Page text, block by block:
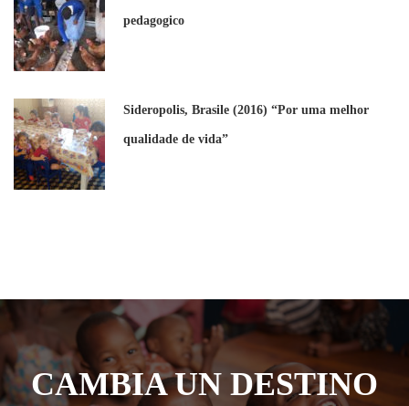
pedagogico
Sideropolis, Brasile (2016) “Por uma melhor
qualidade de vida”
CAMBIA UN DESTINO